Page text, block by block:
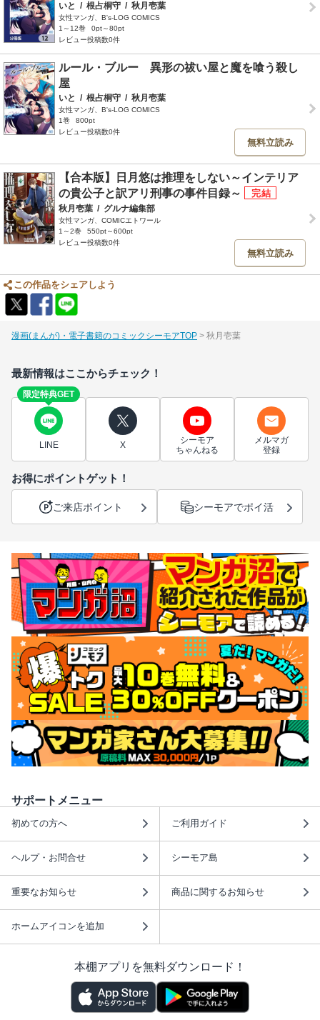
いと / 根占桐守 / 秋月壱葉
女性マンガ、B's-LOG COMICS
1～12巻
0pt～80pt
レビュー投稿数0件
ルール・ブルー 異形の祓い屋と魔を喰う殺し
屋
いと / 根占桐守 / 秋月壱葉
女性マンガ、B's-LOG COMICS
1巻
800pt
レビュー投稿数0件
無料立読み
【合本版】日月悠は推理をしない～インテリア
の貴公子と訳アリ刑事の事件目録～
秋月壱葉 / グルナ編集部
女性マンガ、COMICエトワール
1～2巻
550pt～600pt
レビュー投稿数0件
無料立読み
この作品をシェアしよう
漫画(まんが)・電子書籍のコミックシーモアTOP 秋月壱葉
最新情報はここからチェック！
限定特典GET
LINE X
シーモア
ちゃんねる
メルマガ
登録
お得にポイントゲット！
ご来店ポイント シーモアでポイ活
サポートメニュー
初めての方へ ご利用ガイド
ヘルプ・お問合せ シーモア島
重要なお知らせ 商品に関するお知らせ
ホームアイコンを追加
本棚アプリを無料ダウンロード！